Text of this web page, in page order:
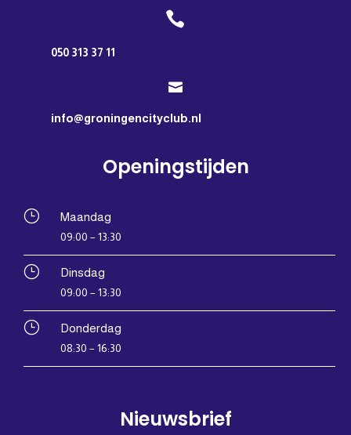

050 313 37 11

info@groningencityclub.nl
Openingstijden
} Maandag
09:00 – 13:30
} Dinsdag
09:00 – 13:30
} Donderdag
08:30 – 16:30
Nieuwsbrief